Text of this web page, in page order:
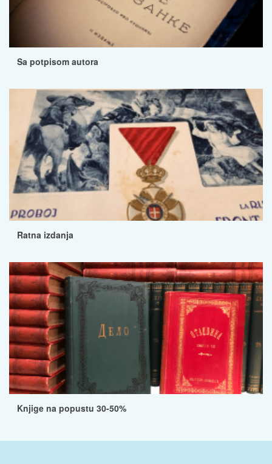
Sa potpisom autora
Ratna izdanja
Knjige na popustu 30-50%